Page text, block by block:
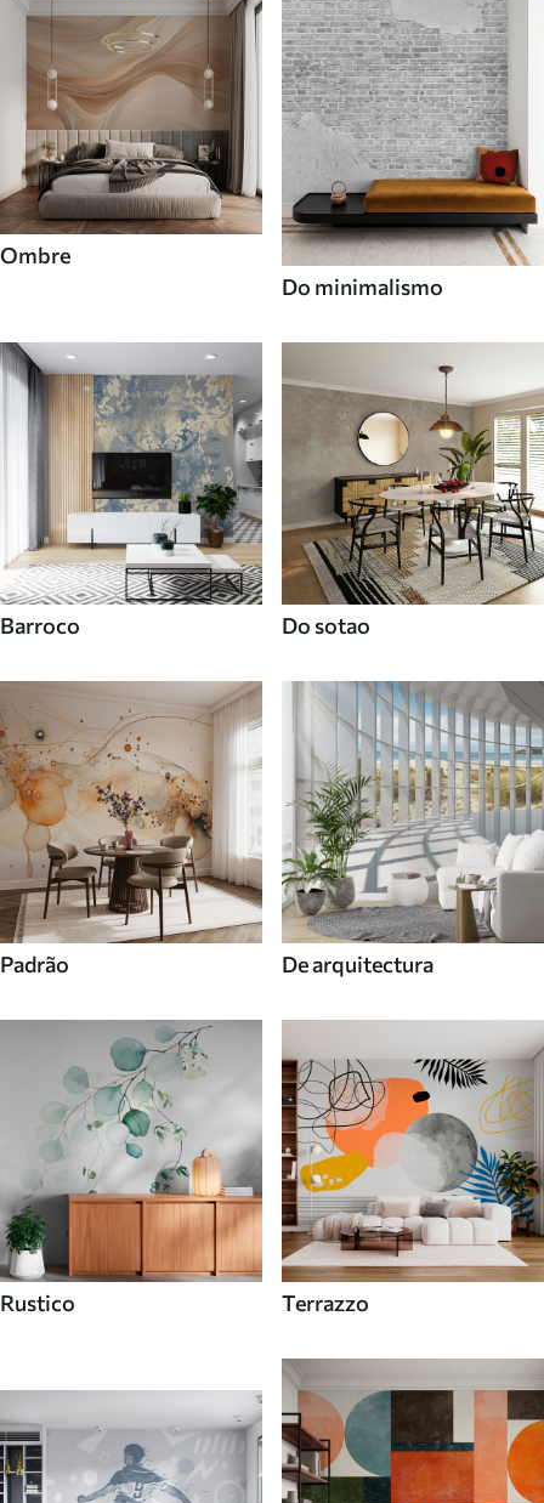
Ombre
Do minimalismo
Barroco Do sotao
Padrão De arquitectura
Rustico Terrazzo